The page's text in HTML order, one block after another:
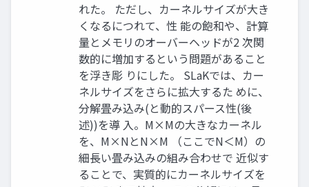
れた。 ただし、カーネルサイズが大き
くなるにつれて、性 能の飽和や、計算
量とメモリのオーバーヘッドが2 次関
数的に増加するという問題があること
を浮き彫 りにした。 SLaKでは、カー
ネルサイズをさらに拡大するた めに、
分解畳み込み(と動的スパース性(後
述))を導 入。M×Mの大きなカーネル
を、M×NとN×M （ここでN＜M）の
細長い畳み込みの組み合わせで 近似す
ることで、実質的にカーネルサイズを